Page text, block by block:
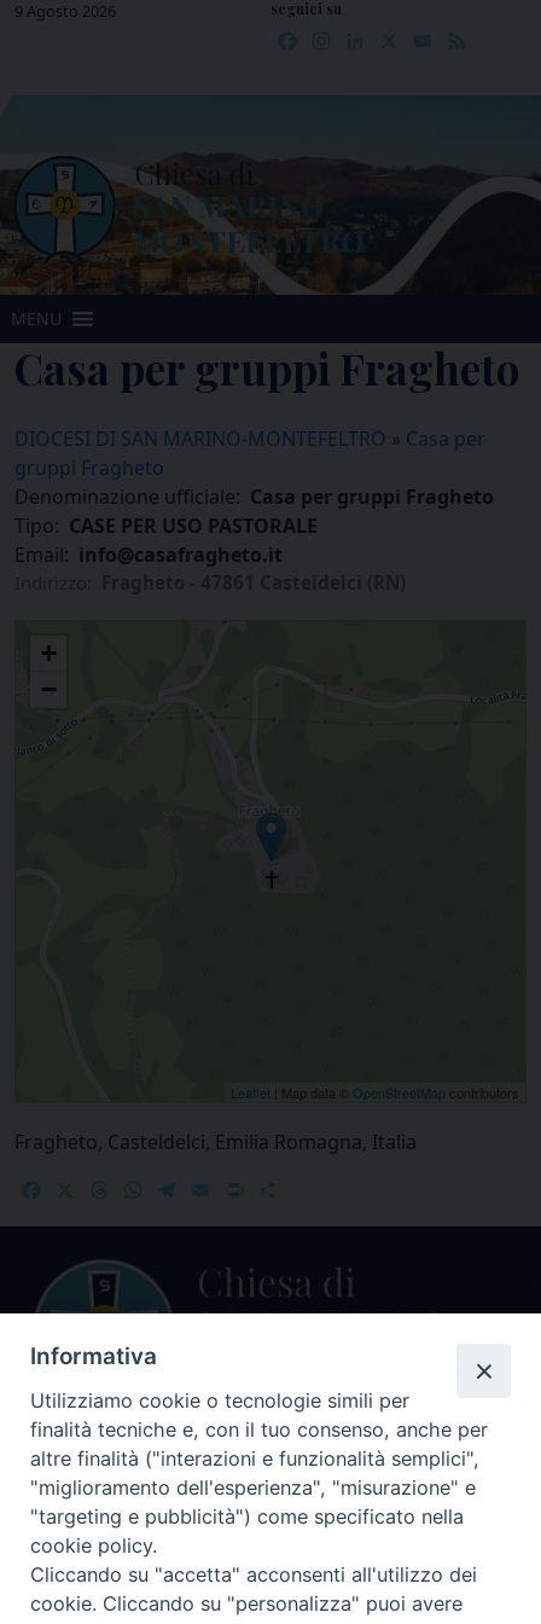
Skip9 Agosto 2026 seguici su
Facebook
Instagram
LinkedIn YouTube
MENU
Casa per gruppi Fragheto
DIOCESI DI SAN MARINO-MONTEFELTRO » Casa per
gruppi Fragheto
Denominazione ufficiale: Casa per gruppi Fragheto
Tipo: CASE PER USO PASTORALE
Email: info@casafragheto.it
+
−
Leaflet | Map data © OpenStreetMap contributors
Fragheto, Casteldelci, Emilia Romagna, Italia
FacebookThreadsWhatsApp
Telegram
EmailPrint
Centralino Curia Vescovile
0541 913711
Indirizzo
47864 PENNABILLI (RN)
Informativa
Utilizziamo cookie o tecnologie simili per
finalità tecniche e, con il tuo consenso, anche per
altre finalità ("interazioni e funzionalità semplici",
"miglioramento dell'esperienza", "misurazione" e
"targeting e pubblicità") come specificato nella
cookie policy.
Cliccando su "accetta" acconsenti all'utilizzo dei
cookie. Cliccando su "personalizza" puoi avere